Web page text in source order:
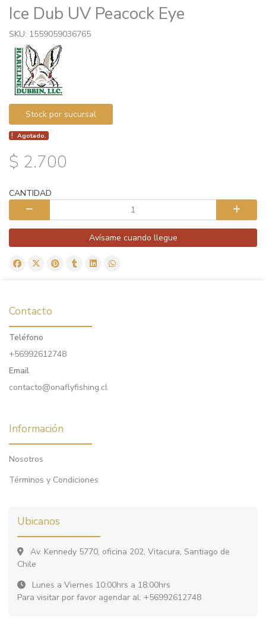
Ice Dub UV Peacock Eye
SKU: 1559059036765
Stock por sucursal
Agotado.
$ 2.700
CANTIDAD
Avísame cuando llegue
Contacto
Teléfono
+56992612748
Email
contacto@onaflyfishing.cl
Información
Nosotros
Términos y Condiciones
Ubicanos
Av. Kennedy 5770, oficina 202, Vitacura, Santiago de
Chile
Lunes a Viernes 10:00hrs a 18:00hrs
Para visitar por favor agendar al: +56992612748